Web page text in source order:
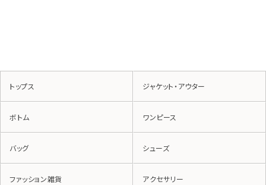
トップス ジャケット・アウター
ボトム ワンピース
バッグ シューズ
ファッション雑貨 アクセサリー